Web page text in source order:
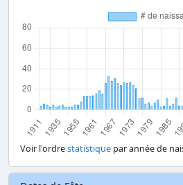
Voir l'ordrestatistique par année de